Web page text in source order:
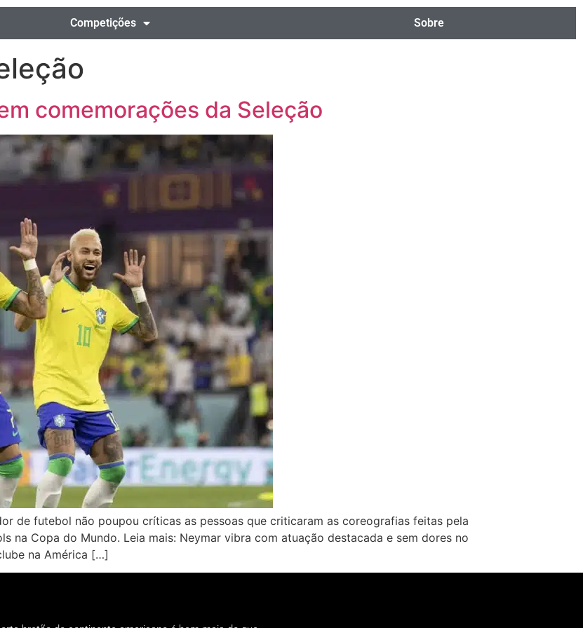
Competições Sobre
comemorações da Seleção
de futebol não poupou críticas as pessoas que criticaram as coreografias feitas pela
na Copa do Mundo. Leia mais: Neymar vibra com atuação destacada e sem dores no
na América […]